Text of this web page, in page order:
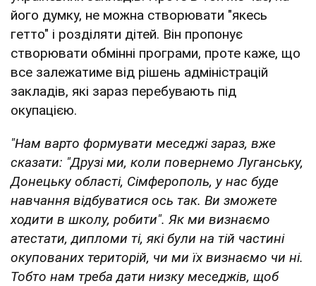
його думку, не можна створювати "якесь
гетто" і розділяти дітей. Він пропонує
створювати обмінні програми, проте каже, що
все залежатиме від рішень адміністрацій
закладів, які зараз перебувають під
окупацією.
"Нам варто формувати меседжі зараз, вже
сказати: "Друзі ми, коли повернемоЛуганську,
Донецьку області, Сімферополь, у нас буде
навчання відбуватися ось так. Ви зможете
ходити в школу, робити". Як ми визнаємо
атестати, дипломи ті, які були на тій частині
окупованих територій, чи ми їх визнаємо чи ні.
Тобто нам треба дати низку меседжів, щоб